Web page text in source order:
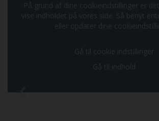
På grund af dine cookieindstillinger er
vise indholdet på vores side. Så benyt
eller opdater dine
Gå til cookie indstillinger
Gå til indhold